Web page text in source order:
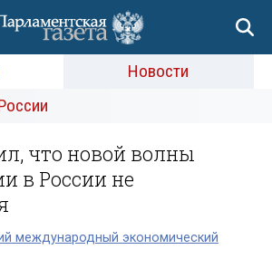
Новости
что новой волны
в России не
международный экономический